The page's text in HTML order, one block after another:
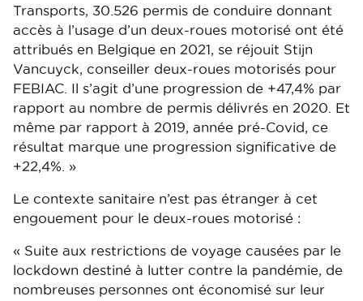
Transports, 30.526 permis de conduire donnant
accès à l’usage d’un deux-roues motorisé ont été
attribués en Belgique en 2021, se réjouit Stijn
Vancuyck, conseiller deux-roues motorisés pour
FEBIAC. Il s’agit d’une progression de +47,4% par
rapport au nombre de permis délivrés en 2020. Et
même par rapport à 2019, année pré-Covid, ce
résultat marque une progression significative de
+22,4%. »
Le contexte sanitaire n’est pas étranger à cet
engouement pour le deux-roues motorisé :
« Suite aux restrictions de voyage causées par le
lockdown destiné à lutter contre la pandémie, de
nombreuses personnes ont économisé sur leur